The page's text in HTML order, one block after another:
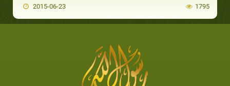
2015-06-23 1795